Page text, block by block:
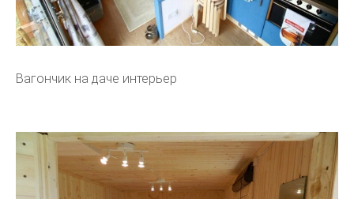
Вагончик на даче интерьер